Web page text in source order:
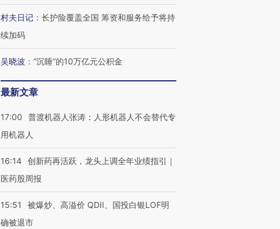
村夫日记 ： 长护险覆盖全国 筹资和服务给予将持
续加码
吴晓波 ： “沉睡”的10万亿元公积金
最新文章
17:00
普渡机器人张涛：人形机器人不会替代专
用机器人
16:14 创新药再活跃，龙头上调全年业绩指引｜
医药股周报
15:51
被爆炒、高溢价 QDII、国投白银LOF明
确被退市